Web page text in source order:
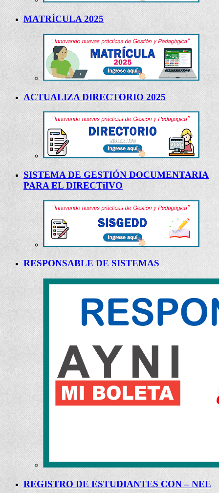
MATRÍCULA 2025
ACTUALIZA DIRECTORIO 2025
SISTEMA DE GESTIÓN DOCUMENTARIA
PARA EL DIRECTiIVO
RESPONSABLE DE SISTEMAS
REGISTRO DE ESTUDIANTES CON – NEE